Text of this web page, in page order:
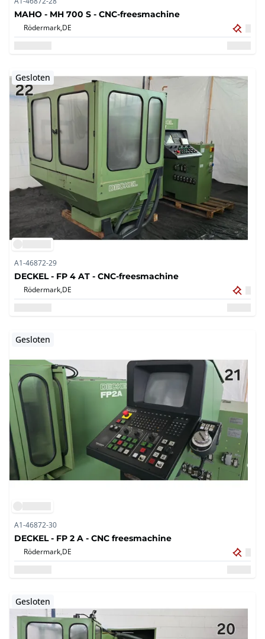
MAHO - MH 700 S - CNC-freesmachine
Rödermark,DE
Gesloten
A1-46872-29
DECKEL - FP 4 AT - CNC-freesmachine
Rödermark,DE
Gesloten
A1-46872-30
DECKEL - FP 2 A - CNC freesmachine
Rödermark,DE
Gesloten